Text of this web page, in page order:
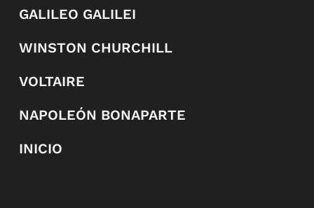
GALILEO GALILEI
WINSTON CHURCHILL
VOLTAIRE
NAPOLEÓN BONAPARTE
INICIO